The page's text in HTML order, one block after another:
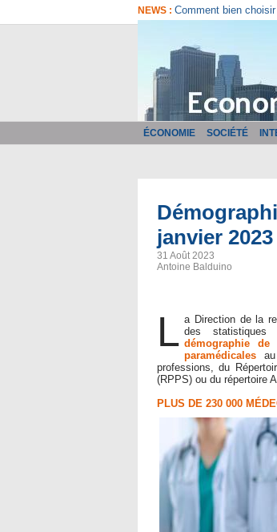
NEWS : Comment bien
ÉCONOMIE SOCIÉTÉ
janvier 2023
31 Août 2023
Antoine Balduino
L a Direction de la
des statistiques
démographie de
paramédicales
professions, du
(RPPS) ou du répertoire
PLUS DE 230 000